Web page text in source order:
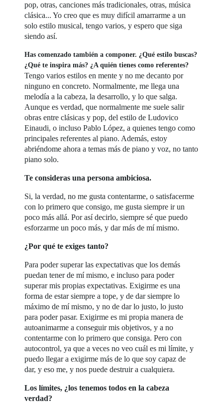
pop, otras, canciones más tradicionales, otras, música
clásica... Yo creo que es muy difícil amarrarme a un
solo estilo musical, tengo varios, y espero que siga
siendo así.
Has comenzado también a componer. ¿Qué estilo buscas?
¿Qué te inspira más? ¿A quién tienes como referentes?
Tengo varios estilos en mente y no me decanto por
ninguno en concreto. Normalmente, me llega una
melodía a la cabeza, la desarrollo, y lo que salga.
Aunque es verdad, que normalmente me suele salir
obras entre clásicas y pop, del estilo de Ludovico
Einaudi, o incluso Pablo López, a quienes tengo como
principales referentes al piano. Además, estoy
abriéndome ahora a temas más de piano y voz, no tanto
piano solo.
Te consideras una persona ambiciosa.
Si, la verdad, no me gusta contentarme, o satisfacerme
con lo primero que consigo, me gusta siempre ir un
poco más allá. Por así decirlo, siempre sé que puedo
esforzarme un poco más, y dar más de mí mismo.
¿Por qué te exiges tanto?
Para poder superar las expectativas que los demás
puedan tener de mí mismo, e incluso para poder
superar mis propias expectativas. Exigirme es una
forma de estar siempre a tope, y de dar siempre lo
máximo de mí mismo, y no de dar lo justo, lo justo
para poder pasar. Exigirme es mi propia manera de
autoanimarme a conseguir mis objetivos, y a no
contentarme con lo primero que consiga. Pero con
autocontrol, ya que a veces no veo cuál es mi límite, y
puedo llegar a exigirme más de lo que soy capaz de
dar, y eso me, y nos puede destruir a cualquiera.
Los límites, ¿los tenemos todos en la cabeza
verdad?